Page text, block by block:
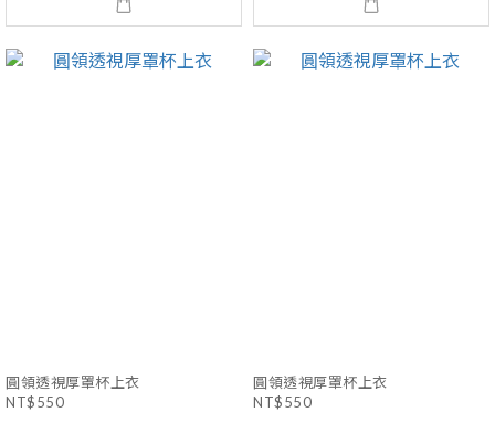
圓領透視厚罩杯上衣
NT$550
圓領透視厚罩杯上衣
NT$550